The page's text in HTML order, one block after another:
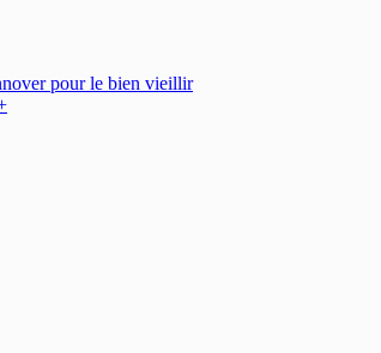
pour le bien vieillir